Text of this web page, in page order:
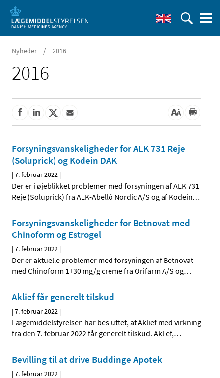
Nyheder / 2016
2016
Forsyningsvanskeligheder for ALK 731 Reje
(Soluprick) og Kodein DAK
|7. februar 2022 |
Der er i øjeblikket problemer med forsyningen af ALK 731
Reje (Soluprick) fra ALK-Abelló Nordic A/S og af Kodein…
Forsyningsvanskeligheder for Betnovat med
Chinoform og Estrogel
|7. februar 2022 |
Der er aktuelle problemer med forsyningen af Betnovat
med Chinoform 1+30 mg/g creme fra Orifarm A/S og…
Aklief får generelt tilskud
|7. februar 2022 |
Lægemiddelstyrelsen har besluttet, at Aklief med virkning
fra den 7. februar 2022 får generelt tilskud. Aklief,…
Bevilling til at drive Buddinge Apotek
|7. februar 2022 |